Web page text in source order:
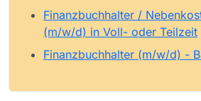
Finanzbuchhalter /
(m/w/d) in Voll- oder Teilzeit
Finanzbuchhalter (m/w/d) -